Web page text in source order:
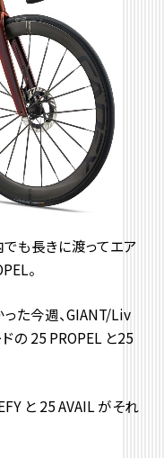
も長きに渡ってエア
。
た今週、GIANT/Liv
の 25 PROPEL と25
と 25 AVAIL がそれ